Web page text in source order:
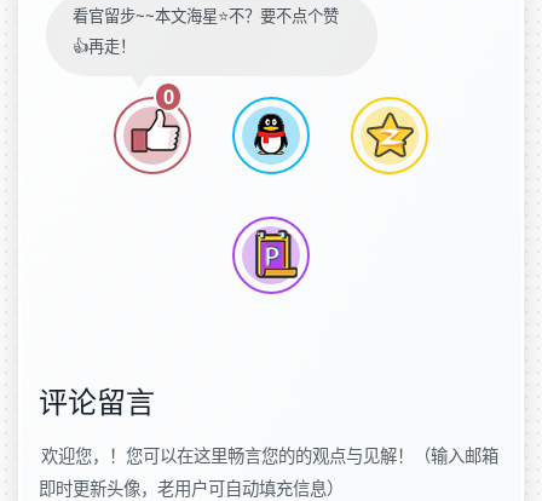
看官留步~~本文海星⭐️不？要不点个赞
👍再走！
0
评论留言
欢迎您，！您可以在这里畅言您的的观点与见解！（输入邮箱
即时更新头像，老用户可自动填充信息）